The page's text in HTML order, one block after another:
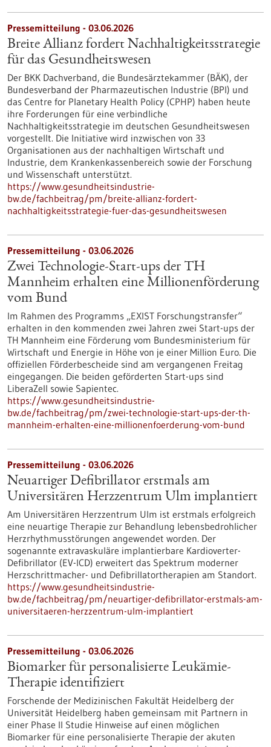
Pressemitteilung - 03.06.2026
Breite Allianz fordert Nachhaltigkeitsstrategie
für das Gesundheitswesen
Der BKK Dachverband, die Bundesärztekammer (BÄK), der
Bundesverband der Pharmazeutischen Industrie (BPI) und
das Centre for Planetary Health Policy (CPHP) haben heute
ihre Forderungen für eine verbindliche
Nachhaltigkeitsstrategie im deutschen Gesundheitswesen
vorgestellt. Die Initiative wird inzwischen von 33
Organisationen aus der nachhaltigen Wirtschaft und
Industrie, dem Krankenkassenbereich sowie der Forschung
und Wissenschaft unterstützt.
https://www.gesundheitsindustrie-
bw.de/fachbeitrag/pm/breite-allianz-fordert-
nachhaltigkeitsstrategie-fuer-das-gesundheitswesen
Pressemitteilung - 03.06.2026
Zwei Technologie-Start-ups der TH
Mannheim erhalten eine Millionenförderung
vom Bund
Im Rahmen des Programms „EXIST Forschungstransfer“
erhalten in den kommenden zwei Jahren zwei Start-ups der
TH Mannheim eine Förderung vom Bundesministerium für
Wirtschaft und Energie in Höhe von je einer Million Euro. Die
offiziellen Förderbescheide sind am vergangenen Freitag
eingegangen. Die beiden geförderten Start-ups sind
LiberaZell sowie Sapientec.
https://www.gesundheitsindustrie-
bw.de/fachbeitrag/pm/zwei-technologie-start-ups-der-th-
mannheim-erhalten-eine-millionenfoerderung-vom-bund
Pressemitteilung - 03.06.2026
Neuartiger Defibrillator erstmals am
Universitären Herzzentrum Ulm implantiert
Am Universitären Herzzentrum Ulm ist erstmals erfolgreich
eine neuartige Therapie zur Behandlung lebensbedrohlicher
Herzrhythmusstörungen angewendet worden. Der
sogenannte extravaskuläre implantierbare Kardioverter-​
Defibrillator (EV-​ICD) erweitert das Spektrum moderner
Herzschrittmacher-​ und Defibrillatortherapien am Standort.
https://www.gesundheitsindustrie-
bw.de/fachbeitrag/pm/neuartiger-defibrillator-erstmals-am-
universitaeren-herzzentrum-ulm-implantiert
Pressemitteilung - 03.06.2026
Biomarker für personalisierte Leukämie-
Therapie identifiziert
Forschende der Medizinischen Fakultät Heidelberg der
Universität Heidelberg haben gemeinsam mit Partnern in
einer Phase II Studie Hinweise auf einen möglichen
Biomarker für eine personalisierte Therapie der akuten